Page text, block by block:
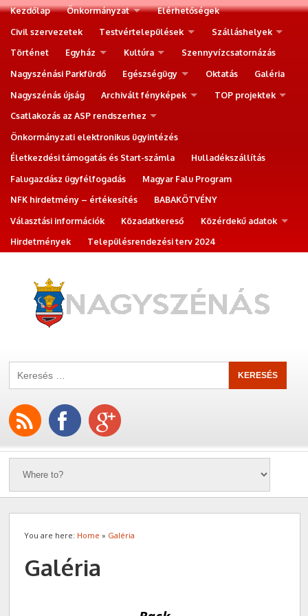
Kezdőlap Önkormányzat
Elérhetőségek
Civil szervezetek
Testvértelepülések
Szálláshelyek
Történet
Egyház Kultúra
Szennyvízcsatornázás
Nagyszénási Parkfürdő
Egészségügy Oktatás
Galéria
Nagyszénás újság
Archivált fényképek
TOP projektek
Csatlakozás az ASP rendszerhez
Önkormányzati elektronikus ügyintézés
Életkezdési támogatás és Start-számla
Hulladékszállítás
Falugazdász ügyfélfogadás
Magyar Falu Program
NFK hirdetmény – értékesítés
BABAKÖTVÉNY
Választási információk
Közadatkereső
Közérdekű adatok
Hirdetmények
Településrendezési terv 2024
You are here: Home » Galéria
Galéria